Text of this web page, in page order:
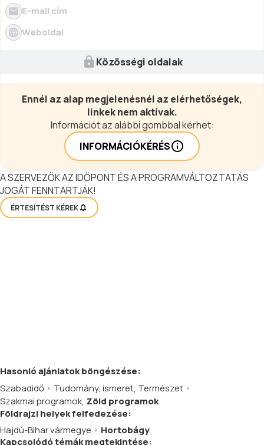
E-mail cím
Weboldal
Közösségi oldalak
Ennél az alap megjelenésnél az elérhetőségek,
linkek nem aktívak.
Információt az alábbi gombbal kérhet:
INFORMÁCIÓKÉRÉS
A SZERVEZŐK AZ IDŐPONT ÉS A PROGRAMVÁLTOZTATÁS
JOGÁT FENNTARTJÁK!
ÉRTESÍTÉST KÉREK
Hasonlóajánlatokböngészése:
Szabadidő
Tudomány, ismeret, Természet
Szakmai programok, Zöld programok
Földrajzi helyek felfedezése:
Hajdú-Bihar vármegye
Hortobágy
Kapcsolódó témák megtekintése: